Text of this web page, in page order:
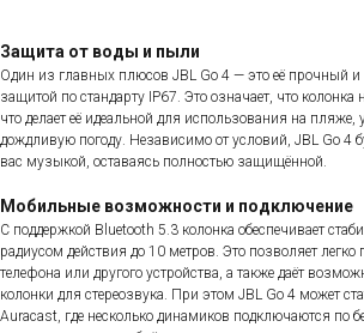
Защита от воды и пыли
Один из главных плюсов JBL Go 4 — это её прочный
защитой по стандарту IP67. Это означает, что
что делает её идеальной для использования на пляже,
дождливую погоду. Независимо от условий, JBL Go 4
вас музыкой, оставаясь полностью защищённой.
Мобильные возможности и подключение
С поддержкой Bluetooth 5.3 колонка обеспечивает
радиусом действия до 10 метров. Это позволяет легко
телефона или другого устройства, а также даёт
колонки для стереозвука. При этом JBL Go 4 может
Auracast, где несколько динамиков подключаются по